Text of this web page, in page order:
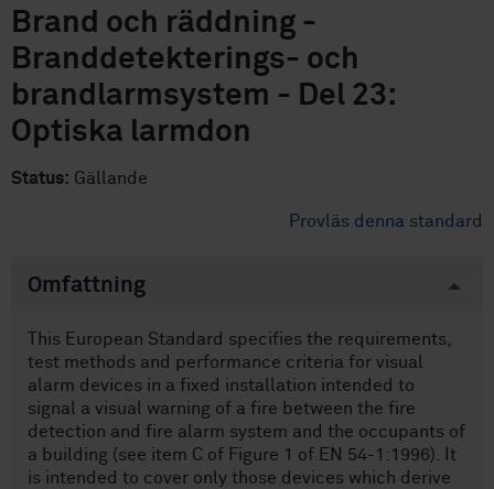
Brand och räddning -
Branddetekterings- och
brandlarmsystem - Del 23:
Optiska larmdon
Status: Gällande
Provläs denna standard
Omfattning
This European Standard specifies the requirements,
test methods and performance criteria for visual
alarm devices in a fixed installation intended to
signal a visual warning of a fire between the fire
detection and fire alarm system and the occupants of
a building (see item C of Figure 1 of EN 54-1:1996). It
is intended to cover only those devices which derive